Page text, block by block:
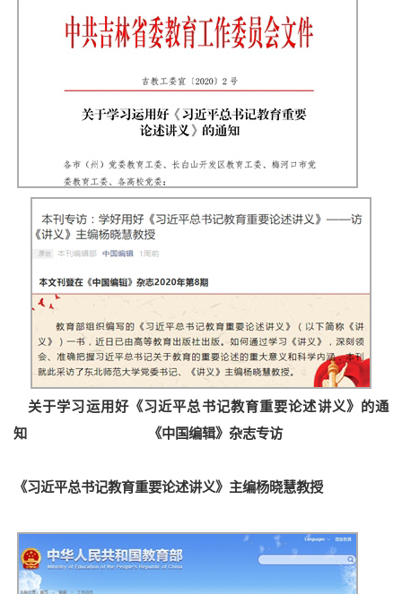
关于学习运用好《习近平总书记教育重要论述讲义》的通
知
《中国编辑》杂志专访
《习近平总书记教育重要论述讲义》 主编杨晓慧教授